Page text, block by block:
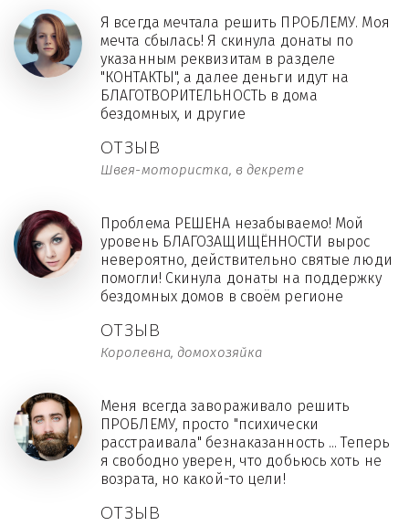
ОТЗЫВ
Швея-мотористка, в декрете
Я всегда мечтала решить ПРОБЛЕМУ. Моя
мечта сбылась! Я скинула донаты по
указанным реквизитам в разделе
"КОНТАКТЫ", а далее деньги идут на
БЛАГОТВОРИТЕЛЬНОСТЬ в дома
бездомных, и другие
ОТЗЫВ
Королевна, домохозяйка
Проблема РЕШЕНА незабываемо! Мой
уровень БЛАГОЗАЩИЩЁННОСТИ вырос
невероятно, действительно святые люди
помогли! Скинула донаты на поддержку
бездомных домов в своём регионе
ОТЗЫВ
Меня всегда завораживало решить
ПРОБЛЕМУ, просто "психически
расстраивала" безнаказанность ... Теперь
я свободно уверен, что добьюсь хоть не
возрата, но какой-то цели!